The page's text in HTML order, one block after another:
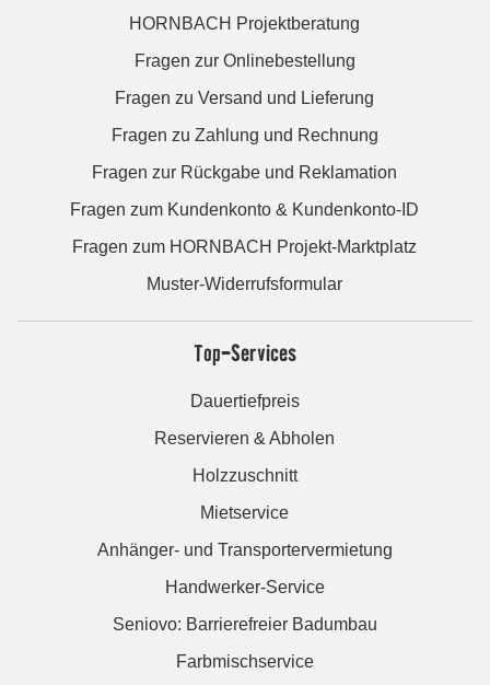
HORNBACH Projektberatung
Fragen zur Onlinebestellung
Fragen zu Versand und Lieferung
Fragen zu Zahlung und Rechnung
Fragen zur Rückgabe und Reklamation
Fragen zum Kundenkonto & Kundenkonto-ID
Fragen zum HORNBACH Projekt-Marktplatz
Muster-Widerrufsformular
Top-Services
Dauertiefpreis
Reservieren & Abholen
Holzzuschnitt
Mietservice
Anhänger- und Transportervermietung
Handwerker-Service
Seniovo: Barrierefreier Badumbau
Farbmischservice